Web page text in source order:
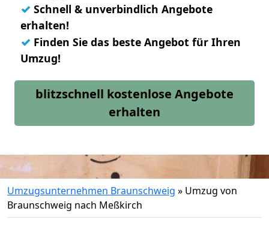
✓ Schnell & unverbindlich Angebote
erhalten!
✓ Finden Sie das beste Angebot für Ihren
Umzug!
blitzschnell kostenlose Angebote
erhalten
Umzugsunternehmen Braunschweig » Umzug von
Braunschweig nach Meßkirch